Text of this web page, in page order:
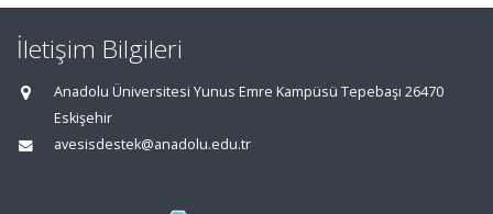
İletişim Bilgileri
Anadolu Üniversitesi Yunus Emre Kampüsü Tepebaşı 26470
Eskişehir
avesisdestek@anadolu.edu.tr